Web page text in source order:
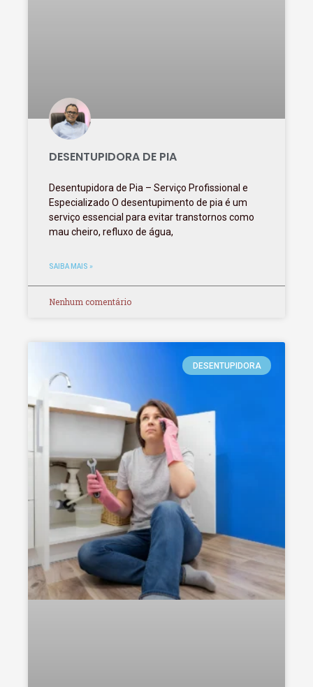
DESENTUPIDORA DE PIA
Desentupidora de Pia – Serviço Profissional e
Especializado O desentupimento de pia é um
serviço essencial para evitar transtornos como
mau cheiro, refluxo de água,
SAIBA MAIS »
Nenhum comentário
DESENTUPIDORA